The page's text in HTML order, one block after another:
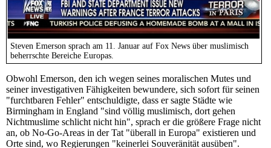
Steven Emerson sprach am 11. Januar auf Fox News über muslimisch
beherrschte Bereiche Europas.
Obwohl Emerson, den ich wegen seines moralischen Mutes und
seiner investigativen Fähigkeiten bewundere, sich sofort für seinen
"furchtbaren Fehler" entschuldigte, dass er sagte Städte wie
Birmingham in England "sind völlig muslimisch, dort gehen
Nichtmuslime schlicht nicht hin", sprach er die größere Frage nicht
an, ob No-Go-Areas in der Tat "überall in Europa" existieren und
Orte sind, wo Regierungen "keinerlei Souveränität ausüben".